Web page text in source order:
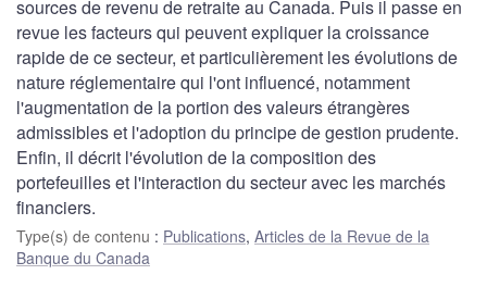
sources de revenu de retraite au Canada. Puis il passe en
revue les facteurs qui peuvent expliquer la croissance
rapide de ce secteur, et particulièrement les évolutions de
nature réglementaire qui l'ont influencé, notamment
l'augmentation de la portion des valeurs étrangères
admissibles et l'adoption du principe de gestion prudente.
Enfin, il décrit l'évolution de la composition des
portefeuilles et l'interaction du secteur avec les marchés
financiers.
Type(s) de contenu : Publications, Articles de la Revue de la
Banque du Canada